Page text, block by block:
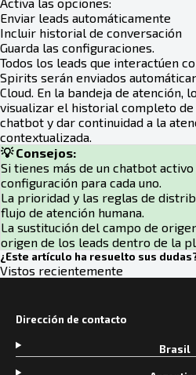
Enviar leads automáticamente
Incluir historial de conversación
Guarda las configuraciones.
Todos los leads que interactúen
Spirits serán enviados
Cloud. En la bandeja de atención,
visualizar el historial completo de
chatbot y dar continuidad a la
contextualizada.
💡 Consejos:
Si tienes más de un chatbot
configuración para cada uno.
La prioridad y las reglas de
flujo de atención humana.
La sustitución del campo de
origen de los leads dentro de la
¿Este artículo ha resuelto sus
Vistos recientemente
Dirección de contacto
Brasil